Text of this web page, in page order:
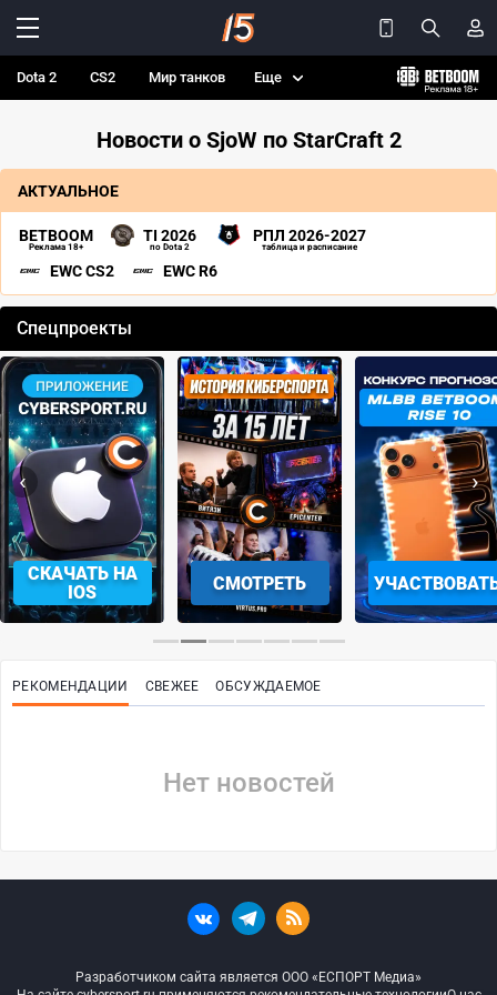
Dota 2 CS2 Мир танков Еще
Новости о SjoW по StarCraft 2
АКТУАЛЬНОЕ
BETBOOM
Реклама 18+
TI 2026
по Dota 2
РПЛ 2026-2027
таблица и расписание
EWC CS2 EWC R6
Спецпроекты
СКАЧАТЬ НА
IOS
СМОТРЕТЬ
‹ ›
РЕКОМЕНДАЦИИ СВЕЖЕЕ ОБСУЖДАЕМОЕ
Нет новостей
Разработчиком сайта является ООО «ЕСПОРТ Медиа»